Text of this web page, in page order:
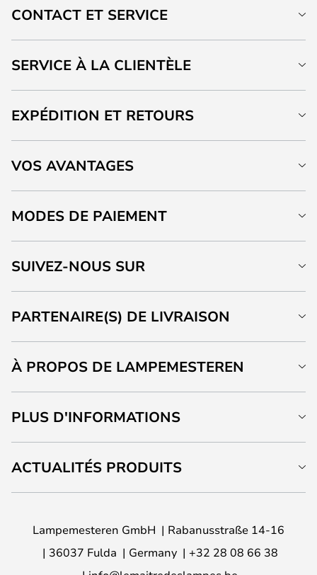
CONTACT ET SERVICE
SERVICE À LA CLIENTÈLE
EXPÉDITION ET RETOURS
VOS AVANTAGES
MODES DE PAIEMENT
SUIVEZ-NOUS SUR
PARTENAIRE(S) DE LIVRAISON
À PROPOS DE LAMPEMESTEREN
PLUS D'INFORMATIONS
ACTUALITÉS PRODUITS
Lampemesteren GmbH
Rabanusstraße 14-16
36037 Fulda
Germany
+32 28 08 66 38